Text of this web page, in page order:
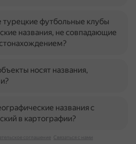
футбольные клубы
названия, не совпадающие
носят названия,
названия с
в картографии?
соглашение Связаться с нами